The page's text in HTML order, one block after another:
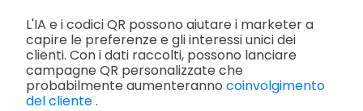
L'IA e i codici QR possono aiutare i marketer a
capire le preferenze e gli interessi unici dei
clienti. Con i dati raccolti, possono lanciare
campagne QR personalizzate che
probabilmente aumenteranno coinvolgimento
del cliente.